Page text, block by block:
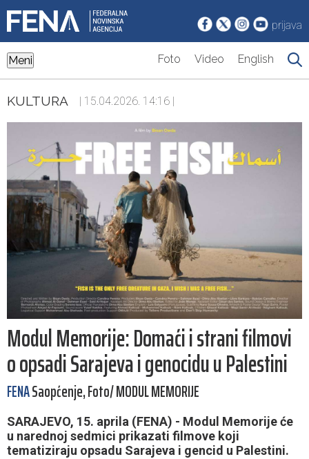
prijava
Meni Foto Video English
KULTURA | 15.04.2026. 14:16 |
Modul Memorije: Domaći i strani filmovi
o opsadi Sarajeva i genocidu u Palestini
FENASaopćenje, Foto/ MODUL MEMORIJE
SARAJEVO, 15. aprila (FENA) - Modul Memorije će
u narednoj sedmici prikazati filmove koji
tematiziraju opsadu Sarajeva i gencid u Palestini.